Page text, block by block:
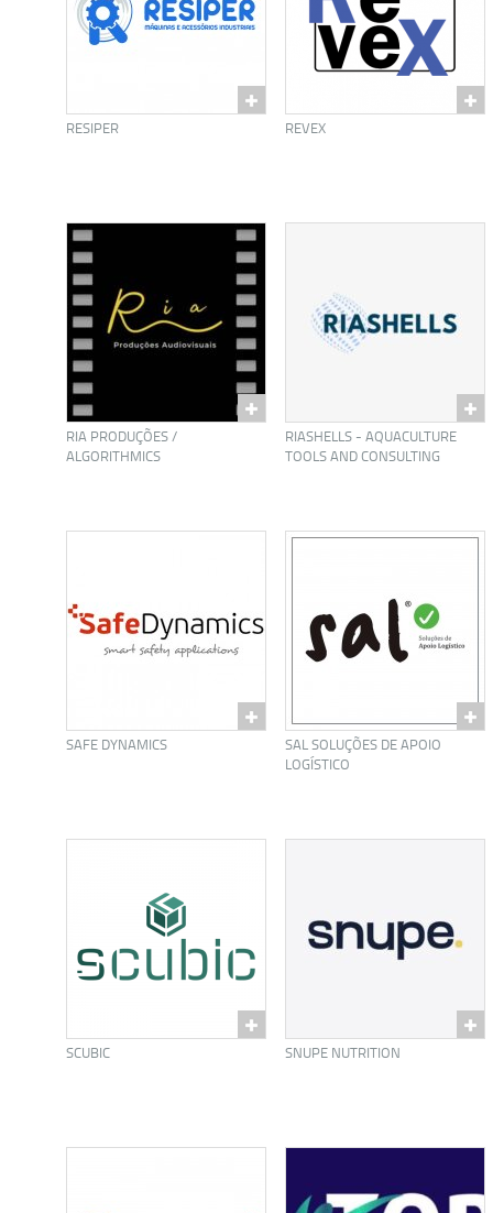
RESIPER REVEX
RIA PRODUÇÕES /
ALGORITHMICS
RIASHELLS - AQUACULTURE
TOOLS AND CONSULTING
SAFE DYNAMICS
SAL SOLUÇÕES DE APOIO
LOGÍSTICO
SCUBIC SNUPE NUTRITION